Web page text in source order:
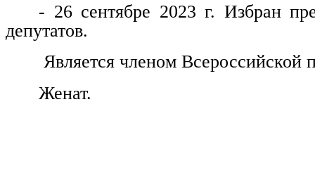
- 26 сентябре 2023 г. Избран
депутатов.
Является членом Всероссийской
Женат.